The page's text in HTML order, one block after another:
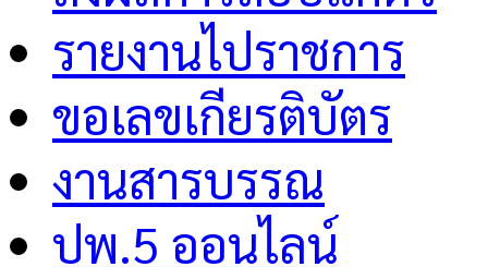
รายงานไปราชการ
ขอเลขเกียรติบัตร
งานสารบรรณ
ปพ.5 ออนไลน์